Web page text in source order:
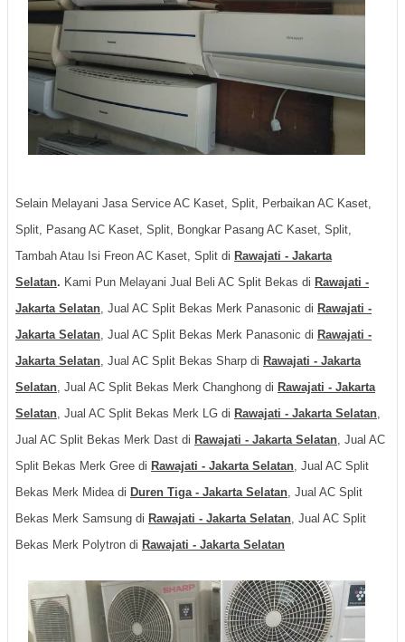
Selain Melayani Jasa Service AC Kaset, Split, Perbaikan AC Kaset,
Split, Pasang AC Kaset, Split, Bongkar Pasang AC Kaset, Split,
Tambah Atau Isi Freon AC Kaset, Split di Rawajati - Jakarta
Selatan. Kami Pun Melayani Jual Beli AC Split Bekas di Rawajati -
Jakarta Selatan, Jual AC Split Bekas Merk Panasonic di Rawajati -
Jakarta Selatan, Jual AC Split Bekas Merk Panasonic di Rawajati -
Jakarta Selatan, Jual AC Split Bekas Sharp di Rawajati - Jakarta
Selatan, Jual AC Split Bekas Merk Changhong di Rawajati - Jakarta
Selatan, Jual AC Split Bekas Merk LG di Rawajati - Jakarta Selatan,
Jual AC Split Bekas Merk Dast di Rawajati - Jakarta Selatan, Jual AC
Split Bekas Merk Gree di Rawajati - Jakarta Selatan, Jual AC Split
Bekas Merk Midea di Duren Tiga - Jakarta Selatan, Jual AC Split
Bekas Merk Samsung di Rawajati - Jakarta Selatan, Jual AC Split
Bekas Merk Polytron di Rawajati - Jakarta Selatan